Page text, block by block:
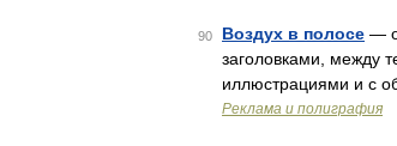
90 Воздух в полосе —
заголовками, между
иллюстрациями и с
Реклама и полиграфия